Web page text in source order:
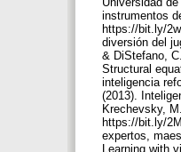
instrumentos
https://bit.ly/
diversión del
& DiStefano,
Structural
inteligencia
(2013).
Krechevsky,
https://bit.ly/
expertos,
Learning with